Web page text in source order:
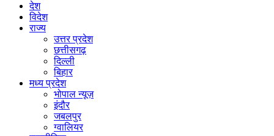
देश
विदेश
राज्य
उत्तर प्रदेश
छत्तीसगढ़
दिल्ली
बिहार
मध्य प्रदेश
भोपाल न्यूज़
इंदौर
जबलपुर
ग्वालियर